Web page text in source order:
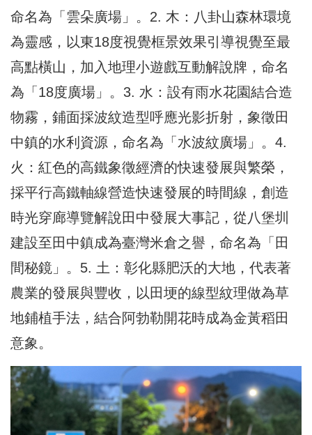
命名為「雲朵廣場」。2. 木：八卦山森林環境
為靈感，以東18度視覺框景效果引導視覺至最
高點橫山，加入地理小遊戲互動解說牌，命名
為「18度廣場」。3. 水：設有雨水花園結合造
物霧，鋪面採波紋造型呼應光影折射，象徵田
中鎮的水利資源，命名為「水波紋廣場」。4.
火：紅色的高鐵象徵經濟的快速發展與繁榮，
採平行高鐵軸線營造快速發展的時間線，創造
時光穿廊導覽解說田中發展大事記，從八堡圳
建設至田中鎮成為臺灣米倉之譽，命名為「田
間秘鏡」。5. 土：彰化縣肥沃的大地，代表著
農業的發展與豐收，以田埂的線型紋理做為草
地鋪植手法，結合阿勃勒開花時成為金黃稻田
意象。